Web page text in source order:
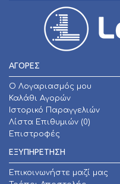
ΑΓΟΡΕΣ
O Λογαριασμός μου
Καλάθι Αγορών
Ιστορικό Παραγγελιών
Λίστα Επιθυμιών (0)
Επιστροφές
ΕΞΥΠΗΡΕΤΗΣΗ
Επικοινωνήστε μαζί μας